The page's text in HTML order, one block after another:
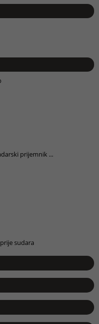
prijemnik ...
sudara